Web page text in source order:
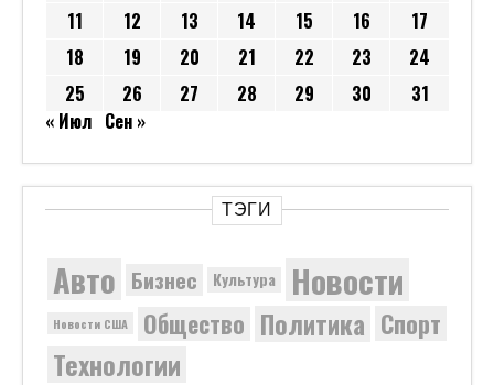
11
12 13 14 15 16
17
18
19 20 21 22 23
24
25
26 27 28 29 30
31
« Июл Сен »
ТЭГИ
Авто Бизнес Культура Новости
Новости США Общество Политика Спорт
Технологии